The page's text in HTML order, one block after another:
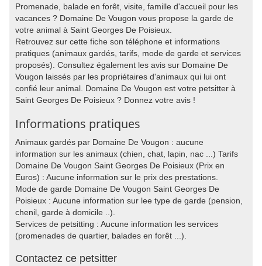
Promenade, balade en forêt, visite, famille d'accueil pour les
vacances ? Domaine De Vougon vous propose la garde de
votre animal à Saint Georges De Poisieux.
Retrouvez sur cette fiche son téléphone et informations
pratiques (animaux gardés, tarifs, mode de garde et services
proposés). Consultez également les avis sur Domaine De
Vougon laissés par les propriétaires d'animaux qui lui ont
confié leur animal. Domaine De Vougon est votre petsitter à
Saint Georges De Poisieux ? Donnez votre avis !
Informations pratiques
Animaux gardés par Domaine De Vougon : aucune
information sur les animaux (chien, chat, lapin, nac ...) Tarifs
Domaine De Vougon Saint Georges De Poisieux (Prix en
Euros) : Aucune information sur le prix des prestations.
Mode de garde Domaine De Vougon Saint Georges De
Poisieux : Aucune information sur lee type de garde (pension,
chenil, garde à domicile ..).
Services de petsitting : Aucune information les services
(promenades de quartier, balades en forêt ...).
Contactez ce petsitter